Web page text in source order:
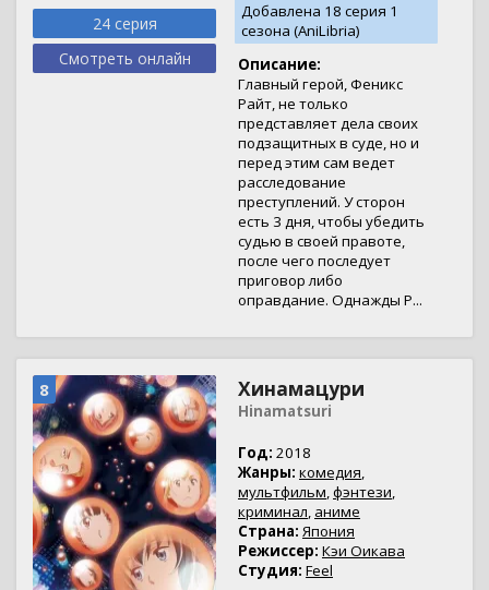
24 серия
Смотреть онлайн
Добавлена 18 серия 1
сезона (AniLibria)
Описание:
Главный герой, Феникс
Райт, не только
представляет дела своих
подзащитных в суде, но и
перед этим сам ведет
расследование
преступлений. У сторон
есть 3 дня, чтобы убедить
судью в своей правоте,
после чего последует
приговор либо
оправдание. Однажды Р...
8 Хинамацури
Hinamatsuri
Год: 2018
Жанры: комедия,
мультфильм,фэнтези,
криминал, аниме
Страна: Япония
Режиссер: Кэи Оикава
Студия: Feel